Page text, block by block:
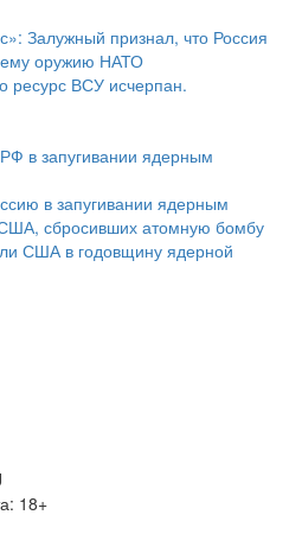
Залужный признал, что Россия
оружию НАТО
ресурс ВСУ исчерпан.
в запугивании ядерным
сбросивших атомную бомбу
США в годовщину ядерной
18+